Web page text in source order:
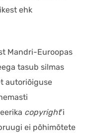
ehk
Mandri-Euroopas
tasub silmas
autoriõiguse
copyright’i
ei põhimõtete